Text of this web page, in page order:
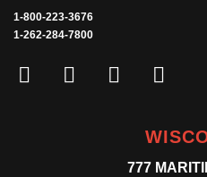
1-800-223-3676
1-262-284-7800
777